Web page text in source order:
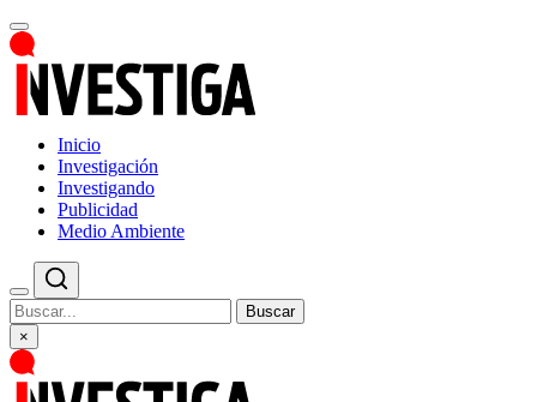
Inicio
Investigación
Investigando
Publicidad
Medio Ambiente
Buscar
×